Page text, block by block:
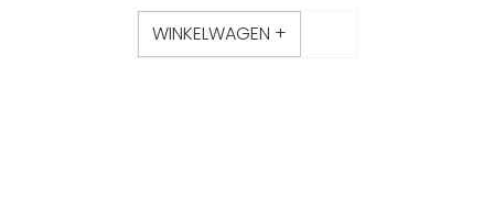
WINKELWAGEN +